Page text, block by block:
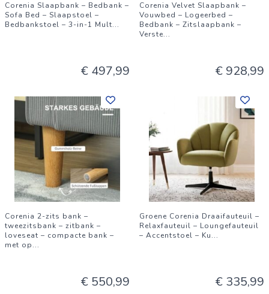
Corenia Slaapbank – Bedbank –
Sofa Bed – Slaapstoel –
Bedbankstoel – 3-in-1 Mult...
€ 497,99
Corenia Velvet Slaapbank –
Vouwbed – Logeerbed –
Bedbank – Zitslaapbank –
Verste...
€ 928,99
Corenia 2-zits bank –
tweezitsbank – zitbank –
loveseat – compacte bank –
met op...
€ 550,99
Groene Corenia Draaifauteuil –
Relaxfauteuil – Loungefauteuil
– Accentstoel – Ku...
€ 335,99